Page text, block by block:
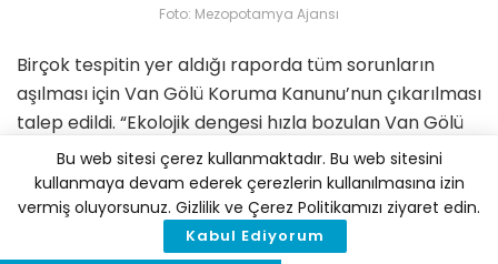
Foto: Mezopotamya Ajansı
Birçok tespitin yer aldığı raporda tüm sorunların
aşılması için Van Gölü Koruma Kanunu’nun çıkarılması
talep edildi. “Ekolojik dengesi hızla bozulan Van Gölü
havzasında, kirliliğin durdurulması, su-toprak-insan
ilişkisinin yeniden düzenlenmesi amacıyla; Van
halkının, STK’ların, siyasi partilerin ortak talebiyle
yasa koyucuların Van Gölü Koruma Kanunun
Bu web sitesi çerez kullanmaktadır. Bu web sitesini
kullanmaya devam ederek çerezlerin kullanılmasına izin
vermiş oluyorsunuz. Gizlilik ve Çerez Politikamızı ziyaret edin.
Kabul Ediyorum